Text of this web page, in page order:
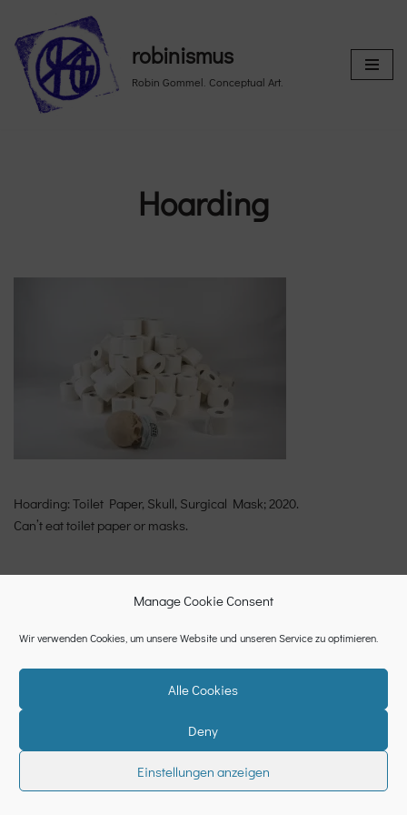
Manage Cookie Consent
Wir verwenden Cookies, um unsere Website und unseren Service zu optimieren.
Alle Cookies
Deny
Einstellungen anzeigen
Skip
to
content
robinismus
Robin Gommel. Conceptual Art.
Hoarding
Hoarding: Toilet Paper, Skull, Surgical Mask; 2020.
Can’t eat toilet paper or masks.
Neve| Powered byWordPress